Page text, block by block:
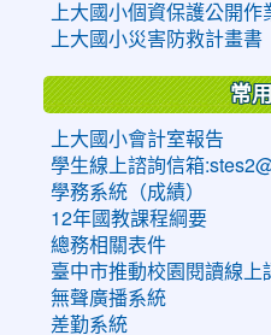
上大國小個資保護公開作
上大國小災害防救計畫書
常
上大國小會計室報告
學生線上諮詢信箱
學務系統（成績）
12年國教課程綱要
總務相關表件
臺中市推動校園閱讀線上
無聲廣播系統
差勤系統